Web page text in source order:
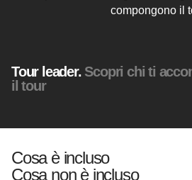
compongono il
Tour leader. Scopri chi ti
il tour
Cosa è incluso
Cosa non è incluso